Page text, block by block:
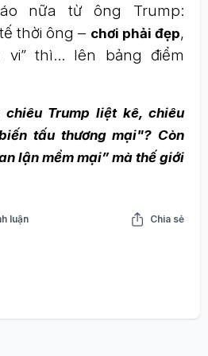
nữa từ ông Trump:
thời ông – chơi phải đẹp,
vi” thì... lên bảng điểm
Trump liệt kê, chiêu
tấu thương mại"? Còn
lận mềm mại” mà thế giới
luận Chia sẻ